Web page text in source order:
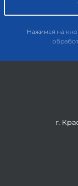
Нажимая на
г.